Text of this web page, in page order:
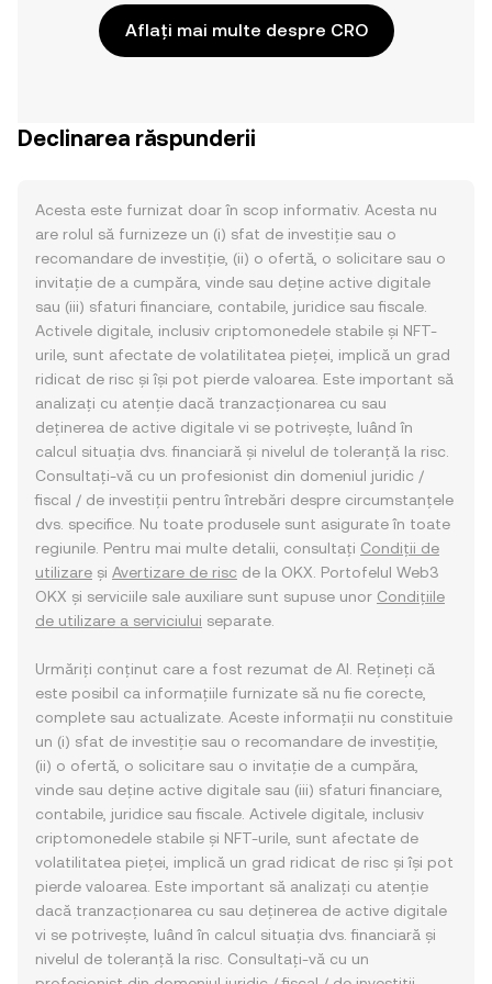
Aflați mai multe despre CRO
Declinarea răspunderii
Acesta este furnizat doar în scop informativ. Acesta nu
are rolul să furnizeze un (i) sfat de investiție sau o
recomandare de investiție, (ii) o ofertă, o solicitare sau o
invitație de a cumpăra, vinde sau deține active digitale
sau (iii) sfaturi financiare, contabile, juridice sau fiscale.
Activele digitale, inclusiv criptomonedele stabile și NFT-
urile, sunt afectate de volatilitatea pieței, implică un grad
ridicat de risc și își pot pierde valoarea. Este important să
analizați cu atenție dacă tranzacționarea cu sau
deținerea de active digitale vi se potrivește, luând în
calcul situația dvs. financiară și nivelul de toleranță la risc.
Consultați-vă cu un profesionist din domeniul juridic /
fiscal / de investiții pentru întrebări despre circumstanțele
dvs. specifice. Nu toate produsele sunt asigurate în toate
regiunile. Pentru mai multe detalii, consultați Condiții de
utilizare și Avertizare de risc de la OKX. Portofelul Web3
OKX și serviciile sale auxiliare sunt supuse unor Condițiile
de utilizare a serviciului separate.
Urmăriți conținut care a fost rezumat de AI. Rețineți că
este posibil ca informațiile furnizate să nu fie corecte,
complete sau actualizate. Aceste informații nu constituie
un (i) sfat de investiție sau o recomandare de investiție,
(ii) o ofertă, o solicitare sau o invitație de a cumpăra,
vinde sau deține active digitale sau (iii) sfaturi financiare,
contabile, juridice sau fiscale. Activele digitale, inclusiv
criptomonedele stabile și NFT-urile, sunt afectate de
volatilitatea pieței, implică un grad ridicat de risc și își pot
pierde valoarea. Este important să analizați cu atenție
dacă tranzacționarea cu sau deținerea de active digitale
vi se potrivește, luând în calcul situația dvs. financiară și
nivelul de toleranță la risc. Consultați-vă cu un